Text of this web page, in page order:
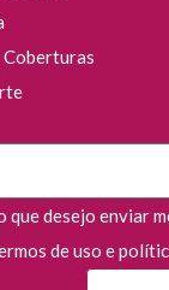
Coberturas
que desejo enviar
de uso e